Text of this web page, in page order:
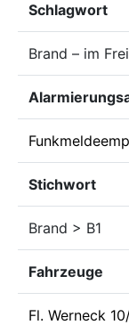
Schlagwort
Brand – im
Stichwort
Brand > B1
Fahrzeuge
Fl. Werneck